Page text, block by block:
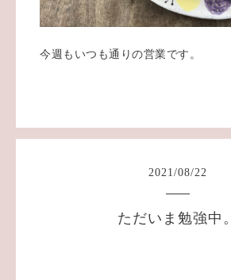
今週もいつも通りの営業です。
2021 /08/22
ただいま勉強中。